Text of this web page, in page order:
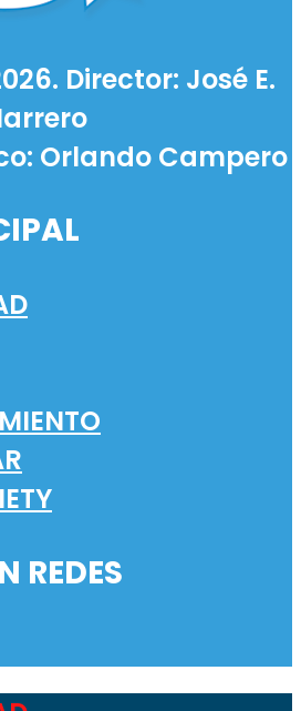
Director: José E.
Orlando Campero
REDES